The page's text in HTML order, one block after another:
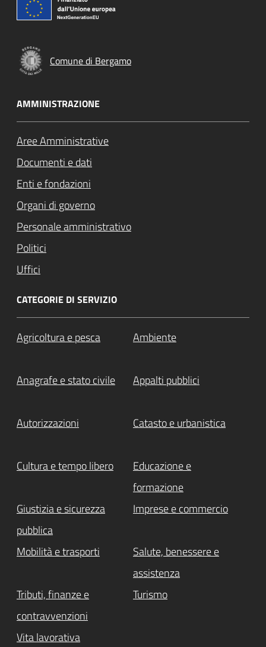
Comune di Bergamo
AMMINISTRAZIONE
Aree Amministrative
Documenti e dati
Enti e fondazioni
Organi di governo
Personale amministrativo
Politici
Uffici
CATEGORIE DI SERVIZIO
Agricoltura e pesca Ambiente
Anagrafe e stato civile Appalti pubblici
Autorizzazioni Catasto e urbanistica
Cultura e tempo libero
Educazione e
formazione
Giustizia e sicurezza
pubblica
Imprese e commercio
Mobilità e trasporti
Salute, benessere e
assistenza
Tributi, finanze e
contravvenzioni
Turismo
Vita lavorativa